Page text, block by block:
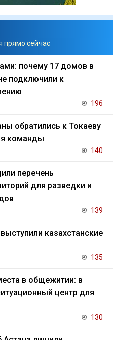
прямо сейчас
почему 17 домов в
подключили к
196
обратились к Токаеву
команды
140
перечень
для разведки и
139
казахстанские
135
в общежитии: в
центр для
130